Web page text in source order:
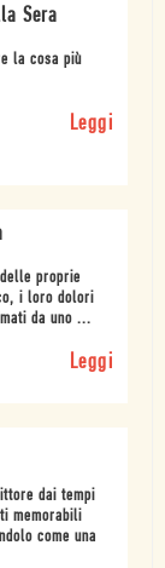
Sera
la cosa più
Leggi
proprie
i loro dolori
da uno ...
Leggi
dai tempi
memorabili
come una